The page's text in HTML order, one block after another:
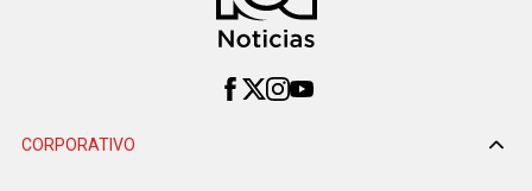
CORPORATIVO